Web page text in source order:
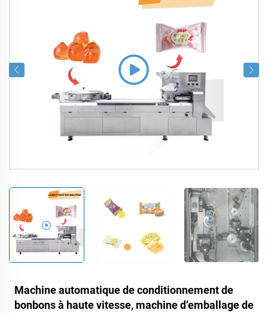
Machine automatique de conditionnement de
bonbons à haute vitesse, machine d’emballage de